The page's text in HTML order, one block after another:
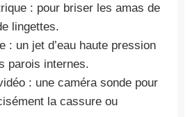
: pour briser les amas de
lingettes.
: un jet d’eau haute pression
parois internes.
: une caméra sonde pour
la cassure ou